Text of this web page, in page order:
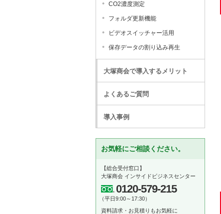
CO2濃度測定
フォルダ更新機能
ビデオスイッチャー活用
保存データの割り込み再生
大塚商会で導入するメリット
よくあるご質問
導入事例
お気軽にご相談ください。
【総合受付窓口】
大塚商会 インサイドビジネスセンター
0120-579-215
（平日9:00～17:30）
資料請求・お見積りもお気軽に